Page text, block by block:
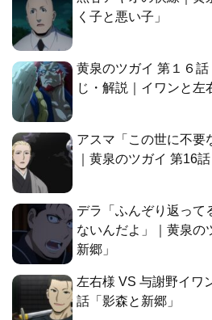
く子と悪い子」
黄泉のツガイ 第１６
じ・解説｜イワンと左
アスマ「この世に不要
｜黄泉のツガイ 第16
デラ「ふんぞり返って
ないんだよ」｜黄泉の
新郷」
左右様 VS 与謝野イワ
話「影森と新郷」